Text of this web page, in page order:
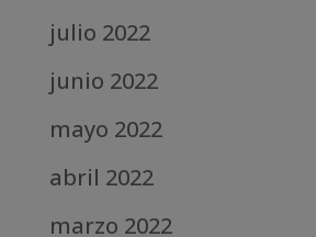
julio 2022
junio 2022
mayo 2022
abril 2022
marzo 2022